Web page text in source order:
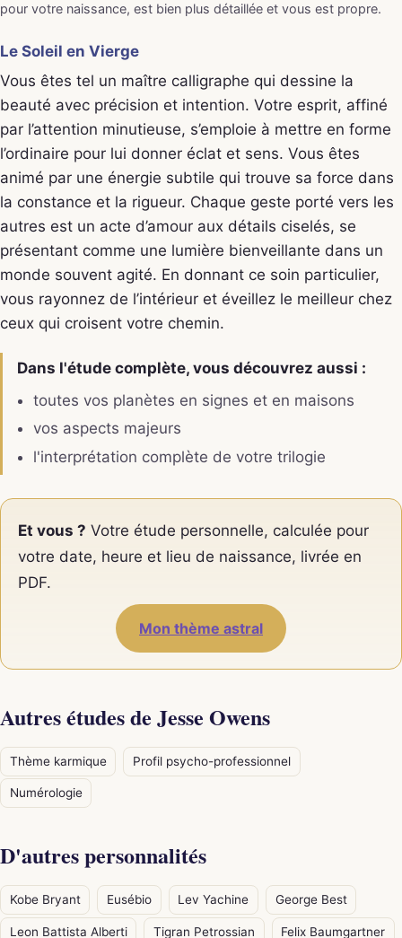
pour votre naissance, est bien plus détaillée et vous est propre.
Le Soleil en Vierge
Vous êtes tel un maître calligraphe qui dessine la
beauté avec précision et intention. Votre esprit, affiné
par l’attention minutieuse, s’emploie à mettre en forme
l’ordinaire pour lui donner éclat et sens. Vous êtes
animé par une énergie subtile qui trouve sa force dans
la constance et la rigueur. Chaque geste porté vers les
autres est un acte d’amour aux détails ciselés, se
présentant comme une lumière bienveillante dans un
monde souvent agité. En donnant ce soin particulier,
vous rayonnez de l’intérieur et éveillez le meilleur chez
ceux qui croisent votre chemin.
Dans l'étude complète, vous découvrez aussi :
toutes vos planètes en signes et en maisons
vos aspects majeurs
l'interprétation complète de votre trilogie
Et vous ? Votre étude personnelle, calculée pour
votre date, heure et lieu de naissance, livrée en
PDF.
Mon thème astral
Autres études de Jesse Owens
Thème karmique Profil psycho-professionnel
Numérologie
D'autres personnalités
Kobe Bryant Eusébio Lev Yachine George Best
Leon Battista Alberti Tigran Petrossian Felix Baumgartner